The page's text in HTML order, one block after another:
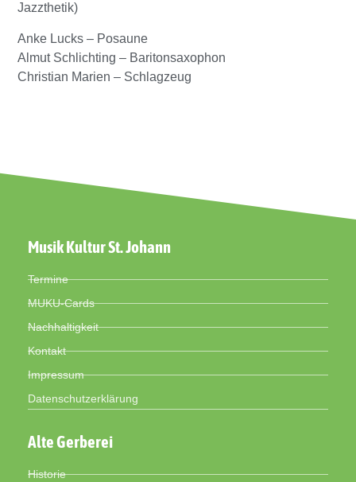
Jazzthetik)
Anke Lucks – Posaune
Almut Schlichting – Baritonsaxophon
Christian Marien – Schlagzeug
Musik Kultur St. Johann
Termine
MUKU-Cards
Nachhaltigkeit
Kontakt
Impressum
Datenschutzerklärung
Alte Gerberei
Historie